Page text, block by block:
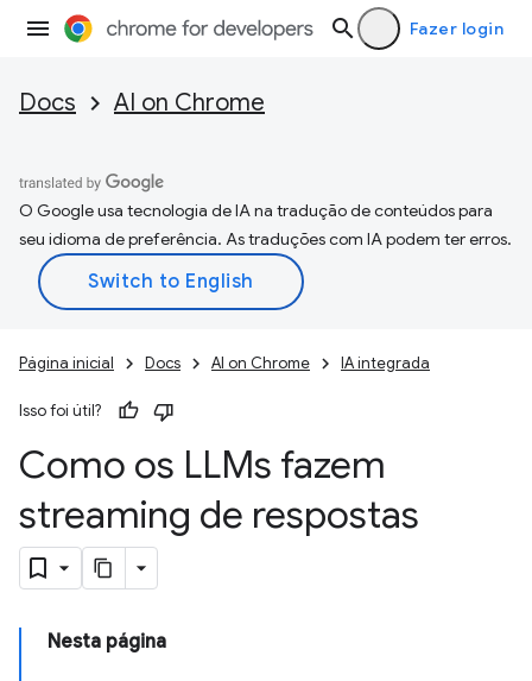
Fazer login
Docs AI on Chrome
O Google usa tecnologia de IA na tradução de conteúdos para
seu idioma de preferência. As traduções com IA podem ter erros.
Página inicial Docs AI on Chrome IA integrada
Isso foi útil?
Como os LLMs fazem
streaming de respostas
Nesta página